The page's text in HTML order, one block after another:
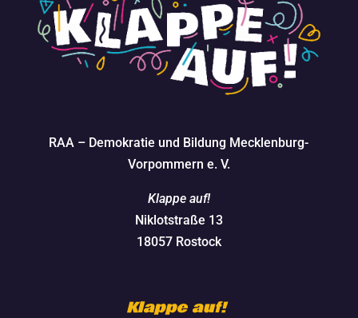
RAA – Demokratie und Bildung Mecklenburg-
Vorpommern e. V.
Klappe auf!
Niklotstraße 13
18057 Rostock
Klappe auf!